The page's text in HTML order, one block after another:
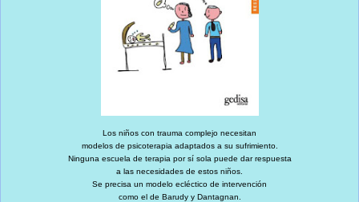
Los niños con trauma complejo necesitan
modelos de psicoterapia adaptados a su sufrimiento.
Ninguna escuela de terapia por sí sola puede dar respuesta
a las necesidades de estos niños.
Se precisa un modelo ecléctico de intervención
como el de Barudy y Dantagnan.